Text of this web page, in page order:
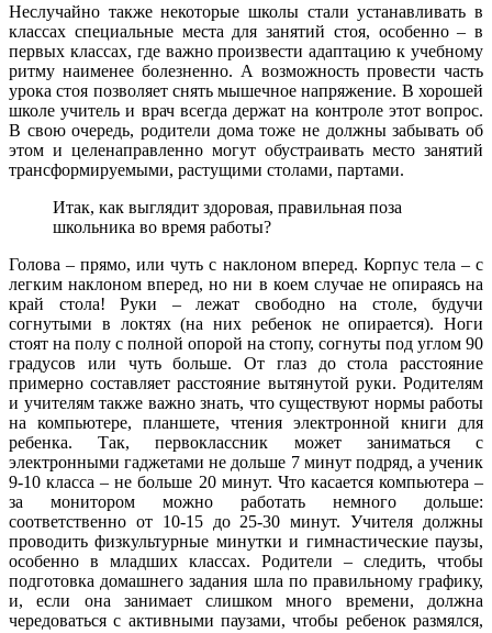
Неслучайно также некоторые школы стали устанавливать в
классах специальные места для занятий стоя, особенно – в
первых классах, где важно произвести адаптацию к учебному
ритму наименее болезненно. А возможность провести часть
урока стоя позволяет снять мышечное напряжение. В хорошей
школе учитель и врач всегда держат на контроле этот вопрос.
В свою очередь, родители дома тоже не должны забывать об
этом и целенаправленно могут обустраивать место занятий
трансформируемыми, растущими столами, партами.
Итак, как выглядит здоровая, правильная поза
школьника во время работы?
Голова – прямо, или чуть с наклоном вперед. Корпус тела – с
легким наклоном вперед, но ни в коем случае не опираясь на
край стола! Руки – лежат свободно на столе, будучи
согнутыми в локтях (на них ребенок не опирается). Ноги
стоят на полу с полной опорой на стопу, согнуты под углом 90
градусов или чуть больше. От глаз до стола расстояние
примерно составляет расстояние вытянутой руки. Родителям
и учителям также важно знать, что существуют нормы работы
на компьютере, планшете, чтения электронной книги для
ребенка. Так, первоклассник может заниматься с
электронными гаджетами не дольше 7 минут подряд, а ученик
9-10 класса – не больше 20 минут. Что касается компьютера –
за монитором можно работать немного дольше:
соответственно от 10-15 до 25-30 минут. Учителя должны
проводить физкультурные минутки и гимнастические паузы,
особенно в младших классах. Родители – следить, чтобы
подготовка домашнего задания шла по правильному графику,
и, если она занимает слишком много времени, должна
чередоваться с активными паузами, чтобы ребенок размялся,